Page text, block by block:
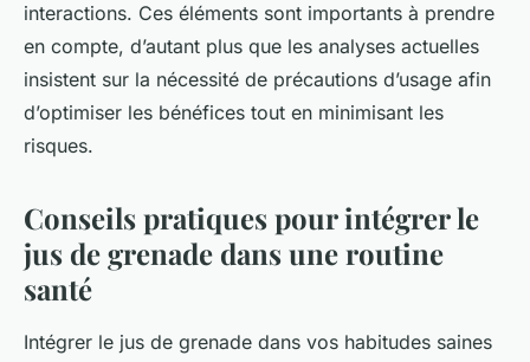
interactions. Ces éléments sont importants à prendre
en compte, d’autant plus que les analyses actuelles
insistent sur la nécessité de précautions d’usage afin
d’optimiser les bénéfices tout en minimisant les
risques.
Conseils pratiques pour intégrer le
jus de grenade dans une routine
santé
Intégrer le jus de grenade dans vos habitudes saines